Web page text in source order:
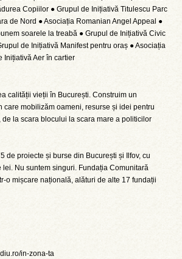
Copiilor ● Grupul de Inițiativă Titulescu Parc
de Nord ● Asociația Romanian Angel Appeal ●
soarele la treabă ● Grupul de Inițiativă Civic
de Inițiativă Manifest pentru oraș ● Asociația
Inițiativă Aer în cartier
calității vieții în București. Construim un
care mobilizăm oameni, resurse și idei pentru
de la scara blocului la scara mare a politicilor
de proiecte și burse din București și Ilfov, cu
Nu suntem singuri. Fundația Comunitară
o mișcare națională, alături de alte 17 fundații
in-zona-ta